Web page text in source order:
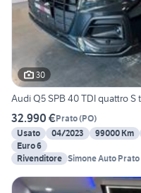
30
Audi Q5 SPB 40 TDI quattro
32.990 €Prato(PO)
Usato
04/2023 99000 Km
Euro 6
Rivenditore Simone Auto Prato